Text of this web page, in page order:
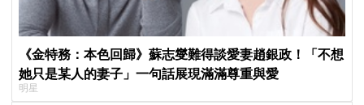
《金特務：本色回歸》蘇志燮難得談愛妻趙銀政！「不想
她只是某人的妻子」一句話展現滿滿尊重與愛
明星